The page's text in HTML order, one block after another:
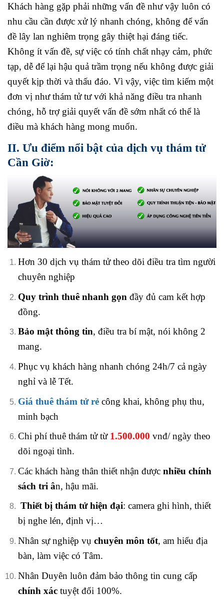
Khách hàng gặp phải những vấn đề như vậy luôn có
nhu cầu cần được xử lý nhanh chóng, không để vấn
đề lây lan nghiêm trọng gây thiệt hại đáng tiếc.
Không ít vấn đề, sự việc có tính chất nhạy cảm, phức
tạp, dễ để lại hậu quả trầm trọng nếu không được giải
quyết kịp thời và thấu đáo. Vì vậy, việc tìm kiếm một
đơn vị như thám tử tư với khả năng điều tra nhanh
chóng, hỗ trợ giải quyết vấn đề sớm nhất có thể là
điều mà khách hàng mong muốn.
II. Ưu điểm nổi bật của dịch vụ thám tử
Cần Giờ:
Hơn 30 dịch vụ thám tử theo dõi điều tra tìm người
chuyên nghiệp
Quy trình thuê nhanh gọn đầy đủ cam kết hợp
đồng.
Bảo mật thông tin, điều tra bí mật, nói không 2
mang.
Phục vụ khách hàng nhanh chóng 24h/7 cả ngày
nghỉ và lễ Tết.
Giá thuê thám tử rẻcông khai, không phụ thu,
minh bạch
Chi phí thuê thám tử từ 1.500.000 vnđ/ ngày theo
dõi ngoại tình.
Các khách hàng thân thiết nhận được nhiều chính
sách tri ân, hậu mãi.
Thiết bị thám tử hiện đại: camera ghi hình, thiết
bị nghe lén, định vị…
Nhân sự nghiệp vụ chuyên môn tốt, am hiểu địa
bàn, làm việc có Tâm.
Nhân Duyên luôn đảm bảo thông tin cung cấp
chính xáctuyệt đối 100%.